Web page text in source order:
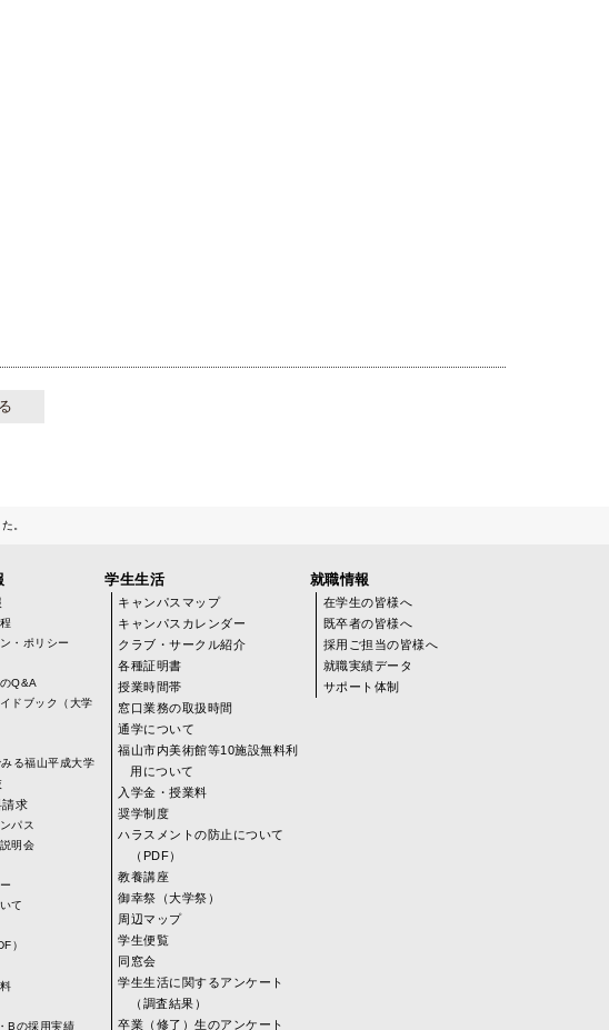
。
・ポリシー
Q&A
ドブック（大学
る福山平成大学
請求
パス
明会
て
）
Bの採用実績
学生生活
キャンパスマップ
キャンパスカレンダー
クラブ・サークル紹介
各種証明書
授業時間帯
窓口業務の取扱時間
通学について
福山市内美術館等10施設無料利
用について
入学金・授業料
奨学制度
ハラスメントの防止について
（PDF）
教養講座
御幸祭（大学祭）
周辺マップ
学生便覧
同窓会
学生生活に関するアンケート
（調査結果）
卒業（修了）生のアンケート
就職情報
在学生の皆様へ
既卒者の皆様へ
採用ご担当の皆様へ
就職実績データ
サポート体制